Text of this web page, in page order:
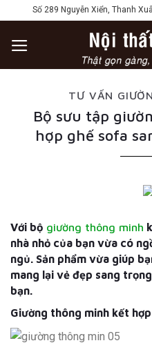
to
content
Số 289 Nguyễn Xiển, Thanh
TƯ VẤN
Bộ sưu tập
hợp ghế sofa
Với bộ giường thông minh
nhà nhỏ của bạn vừa có
ngủ. Sản phẩm vừa giúp
mang lại vẻ đẹp sang
bạn.
Giường thông minh kết